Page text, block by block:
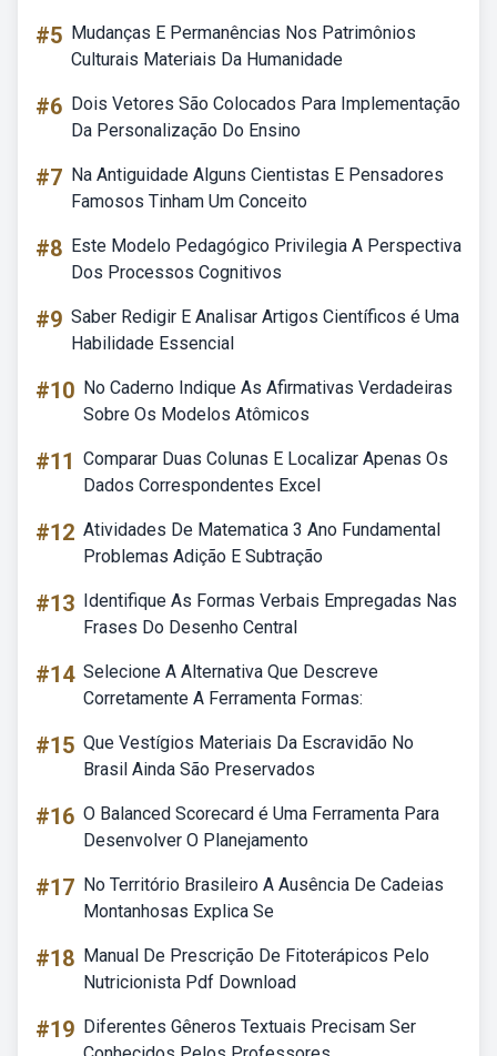
#5 Mudanças E Permanências Nos Patrimônios
Culturais Materiais Da Humanidade
#6 Dois Vetores São Colocados Para Implementação
Da Personalização Do Ensino
#7 Na Antiguidade Alguns Cientistas E Pensadores
Famosos Tinham Um Conceito
#8 Este Modelo Pedagógico Privilegia A Perspectiva
Dos Processos Cognitivos
#9 Saber Redigir E Analisar Artigos Científicos é Uma
Habilidade Essencial
#10 No Caderno Indique As Afirmativas Verdadeiras
Sobre Os Modelos Atômicos
#11 Comparar Duas Colunas E Localizar Apenas Os
Dados Correspondentes Excel
#12 Atividades De Matematica 3 Ano Fundamental
Problemas Adição E Subtração
#13 Identifique As Formas Verbais Empregadas Nas
Frases Do Desenho Central
#14 Selecione A Alternativa Que Descreve
Corretamente A Ferramenta Formas:
#15 Que Vestígios Materiais Da Escravidão No
Brasil Ainda São Preservados
#16 O Balanced Scorecard é Uma Ferramenta Para
Desenvolver O Planejamento
#17 No Território Brasileiro A Ausência De Cadeias
Montanhosas Explica Se
#18 Manual De Prescrição De Fitoterápicos Pelo
Nutricionista Pdf Download
#19 Diferentes Gêneros Textuais Precisam Ser